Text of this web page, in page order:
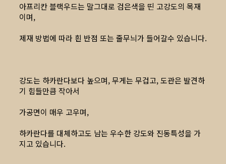
아프리칸 블랙우드는 말그대로 검은색을 띤 고강도의 목재
이며,
제재 방법에 따라 흰 반점 또는 줄무늬가 들어갈수 있습니다.
강도는 하카란다보다 높으며, 무게는 무겁고, 도관은 발견하
기 힘들만큼 작아서
가공면이 매우 고우며,
하카란다를 대체하고도 남는 우수한 강도와 진동특성을 가
지고 있습니다.